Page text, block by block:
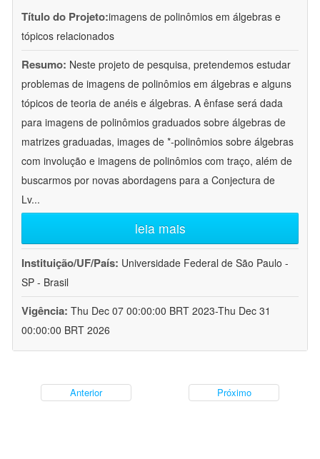
Título do Projeto:imagens de polinômios em álgebras e
tópicos relacionados
Resumo: Neste projeto de pesquisa, pretendemos estudar
problemas de imagens de polinômios em álgebras e alguns
tópicos de teoria de anéis e álgebras. A ênfase será dada
para imagens de polinômios graduados sobre álgebras de
matrizes graduadas, images de *-polinômios sobre álgebras
com involução e imagens de polinômios com traço, além de
buscarmos por novas abordagens para a Conjectura de
Lv...
leia mais
Instituição/UF/País: Universidade Federal de São Paulo -
SP - Brasil
Vigência: Thu Dec 07 00:00:00 BRT 2023-Thu Dec 31
00:00:00 BRT 2026
Anterior Próximo